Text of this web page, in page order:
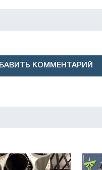
КОММЕНТАРИЙ